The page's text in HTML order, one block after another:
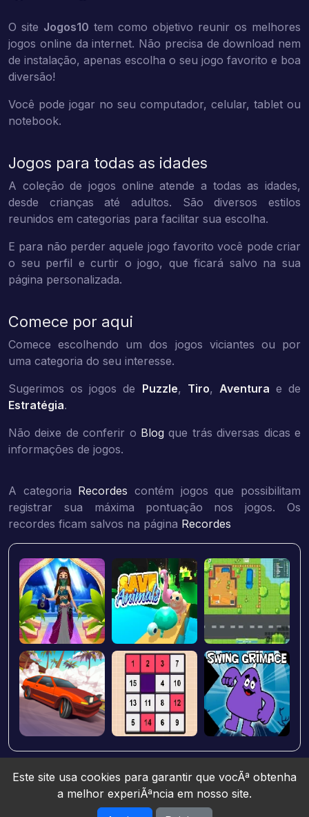
O site Jogos10 tem como objetivo reunir os melhores
jogos online da internet. Não precisa de download nem
de instalação, apenas escolha o seu jogo favorito e boa
diversão!
Você pode jogar no seu computador, celular, tablet ou
notebook.
Jogos para todas as idades
A coleção de jogos online atende a todas as idades,
desde crianças até adultos. São diversos estilos
reunidos em categorias para facilitar sua escolha.
E para não perder aquele jogo favorito você pode criar
o seu perfil e curtir o jogo, que ficará salvo na sua
página personalizada.
Comece por aqui
Comece escolhendo um dos jogos viciantes ou por
uma categoria do seu interesse.
Sugerimos os jogos de Puzzle, Tiro, Aventura e de
Estratégia.
Não deixe de conferir o Blog que trás diversas dicas e
informações de jogos.
A categoria Recordes contém jogos que possibilitam
registrar sua máxima pontuação nos jogos. Os
recordes ficam salvos na página Recordes
Este site usa cookies para garantir que vocÃª obtenha
a melhor experiÃªncia em nosso site.